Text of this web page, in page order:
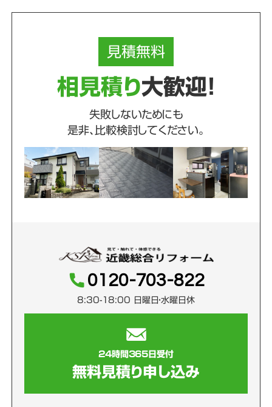
見積無料
相見積り大歓迎！
失敗しないためにも
是非、比較検討してください。
0120-703-822
8:30-18:00 日曜日・水曜日休
24時間365日受付
無料見積り申し込み